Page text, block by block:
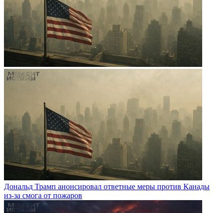
Дональд Трамп анонсировал ответные меры против Канады
из-за смога от пожаров